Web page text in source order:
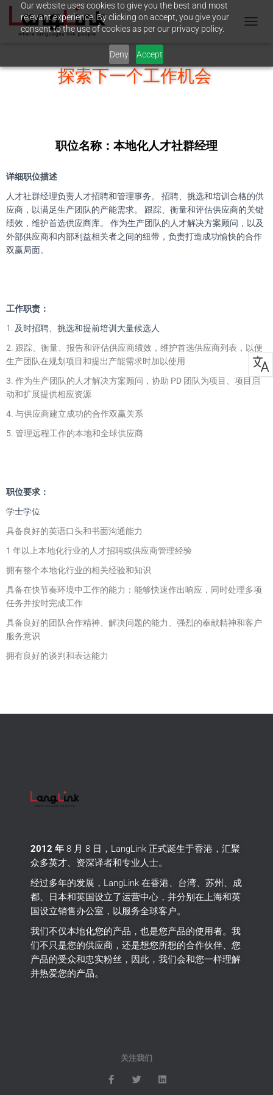
Our website uses cookies to give you the best and most
relevant experience. By clicking on accept, you give your
consent to the use of cookies as per our privacy policy.
Deny Accept
G
O
N
探索下一个工作机会
职位名称： 本地化人才社群经理
详细职位描述
人才社群经理负责人才招聘和管理事务。 招聘、挑选和培训合格的供
应商，以满足生产团队的产能需求。 跟踪、衡量和评估供应商的关键
绩效，维护首选供应商库。 作为生产团队的人才解决方案顾问，以及
外部供应商和内部利益相关者之间的纽带，负责打造成功愉快的合作
双赢局面。
工作职责：
1. 及时招聘、挑选和提前培训大量候选人
2. 跟踪、衡量、报告和评估供应商绩效，维护首选供应商列表，以便
生产团队在规划项目和提出产能需求时加以使用
3. 作为生产团队的人才解决方案顾问，协助 PD 团队为项目、项目启
动和扩展提供相应资源
4. 与供应商建立成功的合作双赢关系
5. 管理远程工作的本地和全球供应商
职位要求：
学士学位
具备良好的英语口头和书面沟通能力
1 年以上本地化行业的人才招聘或供应商管理经验
拥有整个本地化行业的相关经验和知识
具备在快节奏环境中工作的能力：能够快速作出响应，同时处理多项
任务并按时完成工作
具备良好的团队合作精神、解决问题的能力、强烈的奉献精神和客户
服务意识
拥有良好的谈判和表达能力
2012 年 8 月 8 日，LangLink 正式诞生于香港，汇聚
众多英才、资深译者和专业人士。
经过多年的发展，LangLink 在香港、台湾、苏州、成
都、日本和英国设立了运营中心，并分别在上海和英
国设立销售办公室，以服务全球客户。
我们不仅本地化您的产品，也是您产品的使用者。 我
们不只是您的供应商，还是想您所想的合作伙伴、您
产品的受众和忠实粉丝，因此，我们会和您一样理解
并热爱您的产品。
关注我们